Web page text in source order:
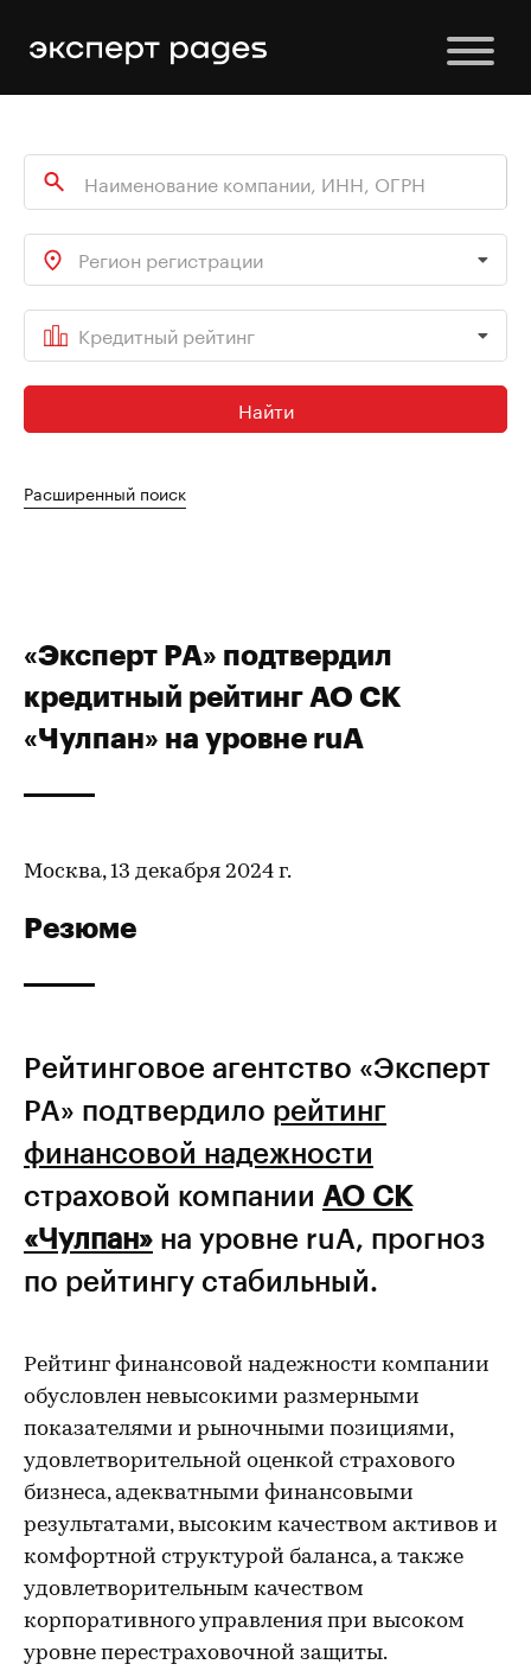
Регион регистрации
Кредитный рейтинг
Найти
Расширенный поиск
«Эксперт РА» подтвердил
кредитный рейтинг АО СК
«Чулпан» на уровне ruA
Москва, 13 декабря 2024 г.
Резюме
Рейтинговое агентство «Эксперт
РА» подтвердило рейтинг
финансовой надежности
страховой компании АО СК
«Чулпан» на уровне ruА, прогноз
по рейтингу стабильный.
Рейтинг финансовой надежности компании
обусловлен невысокими размерными
показателями и рыночными позициями,
удовлетворительной оценкой страхового
бизнеса, адекватными финансовыми
результатами, высоким качеством активов и
комфортной структурой баланса, а также
удовлетворительным качеством
корпоративного управления при высоком
уровне перестраховочной защиты.